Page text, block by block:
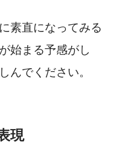
素直になってみる
始まる予感がし
んでください。
現